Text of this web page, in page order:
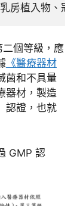
房植入物、冠
個等級，應
《醫療器材
菌和不具量
器材，製造
認證，也就
GMP 認